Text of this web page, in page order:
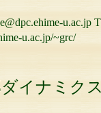
u.ac.jp TEL
~grc/
イナミク